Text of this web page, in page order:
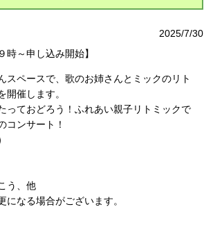
2025/7/30
時～申し込み開始】
スペースで、歌のお姉さんとミックのリト
開催します。
っておどろう！ふれあい親子リトミックで
コンサート！
う、他
なる場合がございます。